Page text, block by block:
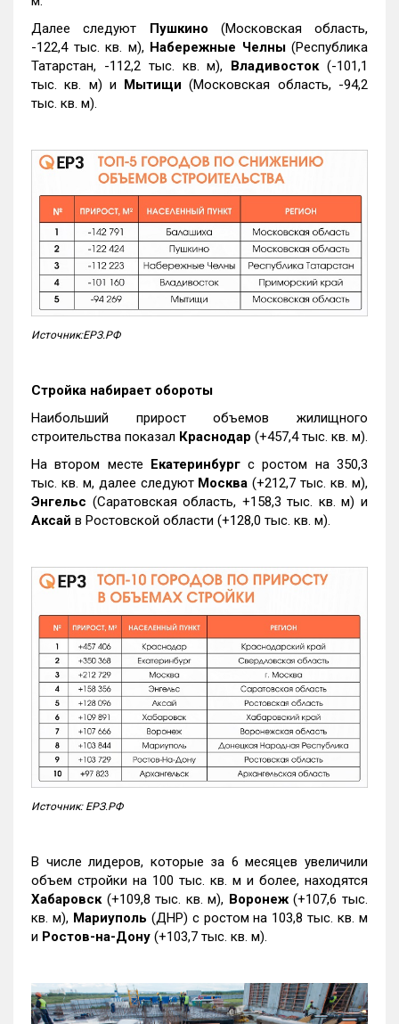
Далее следуют Пушкино (Московская область,
-122,4 тыс. кв. м), Набережные Челны(Республика
Татарстан, -112,2 тыс. кв. м), Владивосток(-101,1
тыс. кв. м) и Мытищи (Московская область, -94,2
тыс. кв. м).
Источник:ЕРЗ.РФ
Стройка набирает обороты
Наибольший прирост объемов жилищного
строительства показал Краснодар (+457,4 тыс. кв. м).
На втором месте Екатеринбургс ростом на 350,3
тыс. кв. м, далее следуют Москва (+212,7 тыс. кв. м),
Энгельс (Саратовская область, +158,3 тыс. кв. м) и
Аксай в Ростовской области (+128,0 тыс. кв. м).
Источник: ЕРЗ.РФ
В числе лидеров, которые за 6 месяцев увеличили
объем стройки на 100 тыс. кв. м и более, находятся
Хабаровск (+109,8 тыс. кв. м), Воронеж(+107,6 тыс.
кв. м), Мариуполь (ДНР) с ростом на 103,8 тыс. кв. м
и Ростов-на-Дону (+103,7 тыс. кв. м).